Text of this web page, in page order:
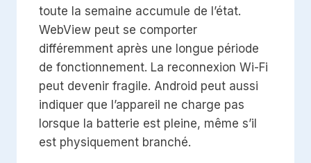
toute la semaine accumule de l’état.
WebView peut se comporter
différemment après une longue période
de fonctionnement. La reconnexion Wi-Fi
peut devenir fragile. Android peut aussi
indiquer que l’appareil ne charge pas
lorsque la batterie est pleine, même s’il
est physiquement branché.